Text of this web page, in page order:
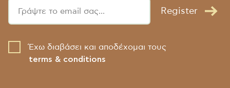
Register
Έχω διαβάσει και αποδέχομαι τους
terms & conditions